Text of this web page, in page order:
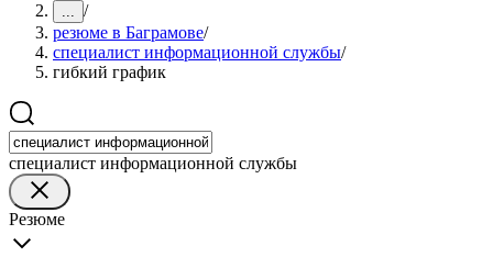
... /
резюме в Баграмове/
специалист информационной службы/
гибкий график
специалист информационной службы
Резюме